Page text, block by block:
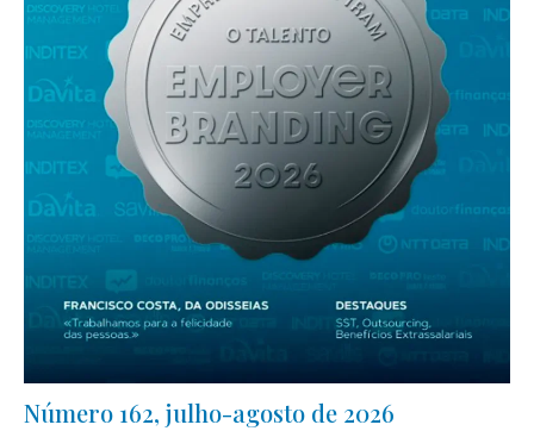
Número 162, julho-agosto de 2026